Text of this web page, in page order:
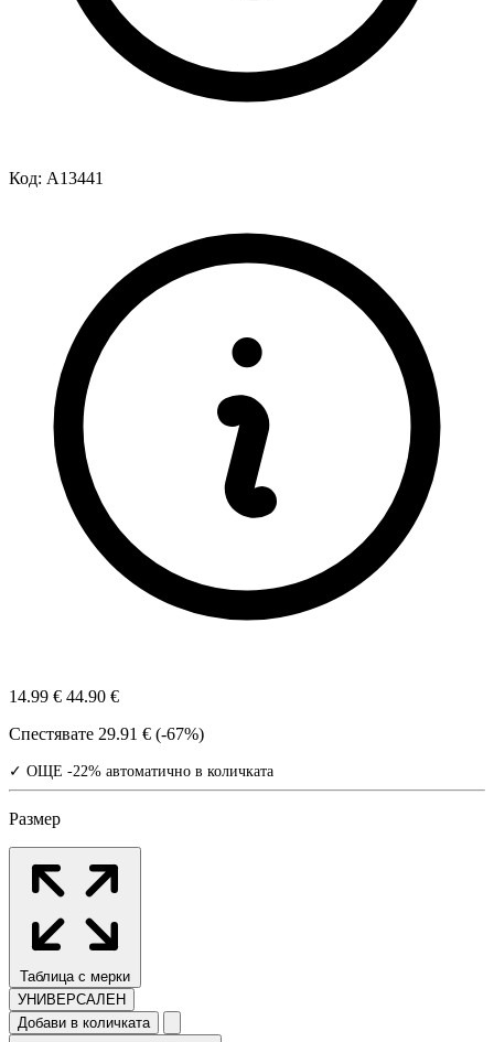
Код: A13441
14.99 € 44.90 €
Спестявате 29.91 € (-67%)
✓ ОЩЕ -22% автоматично в количката
Размер
Таблица с мерки
УНИВЕРСАЛЕН
Добави в количката